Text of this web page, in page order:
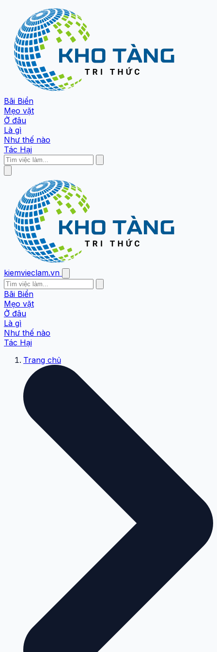
Bãi Biển
Mẹo vặt
Ở đâu
Là gì
Như thế nào
Tác Hại
kiemvieclam.vn
Bãi Biển
Mẹo vặt
Ở đâu
Là gì
Như thế nào
Tác Hại
Trang chủ